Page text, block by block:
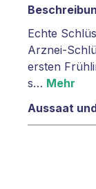
Echte
Arznei-
ersten
s… Mehr
Aussaat